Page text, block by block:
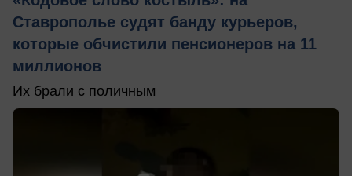
Ставрополье судят банду курьеров,
которые обчистили пенсионеров на 11
миллионов
Их брали с поличным